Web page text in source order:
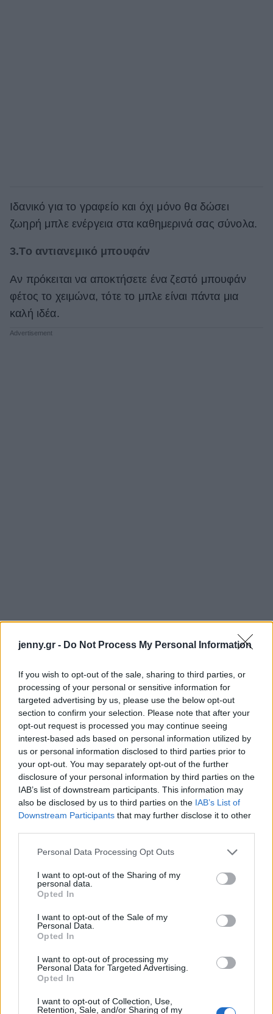
jenny.gr - Do Not Process My Personal Information
If you wish to opt-out of the sale, sharing to third parties, or
processing of your personal or sensitive information for
targeted advertising by us, please use the below opt-out
section to confirm your selection. Please note that after your
opt-out request is processed you may continue seeing
interest-based ads based on personal information utilized by
us or personal information disclosed to third parties prior to
your opt-out. You may separately opt-out of the further
disclosure of your personal information by third parties on the
IAB’s list of downstream participants. This information may
also be disclosed by us to third parties on the IAB’s List of
Downstream Participants that may further disclose it to other
Please note that this website/app uses one or more Google
not limited to your visit or usage behaviour. You may click to
grant or deny consent to Google and its third-party tags to
use your data for below specified purposes in below Google
consent section.
Personal Data Processing Opt Outs
I want to opt-out of the Sharing of my
personal data.
Opted In
I want to opt-out of the Sale of my
Personal Data.
Opted In
I want to opt-out of processing my
Personal Data for Targeted Advertising.
Opted In
I want to opt-out of Collection, Use,
Retention, Sale, and/or Sharing of my
Ιδανικό για το γραφείο και όχι μόνο θα δώσει
ζωηρή μπλε ενέργεια στα καθημερινά σας σύνολα.
3.Το αντιανεμικό μπουφάν
Αν πρόκειται να αποκτήσετε ένα ζεστό μπουφάν
φέτος το χειμώνα, τότε το μπλε είναι πάντα μια
καλή ιδέα.
4. Oι μπότες
γίνεται να λείπουν από καμία ντουλάπα το χειμώνα.
Καουμπόικες, κροκό, σουέντ, ό,τι κι αν προτιμάτε οι
μπότες σας φέτος ας είναι κι αυτές σε μπλε.
5. Η τσάντα